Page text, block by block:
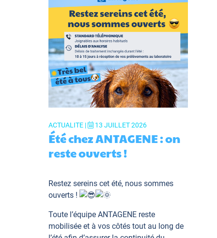
ACTUALITE | 13 JUILLET 2026
Été chez ANTAGENE : on
reste ouverts !
Restez sereins cet été, nous sommes
ouverts !
Toute l’équipe ANTAGENE reste
mobilisée et à vos côtés tout au long de